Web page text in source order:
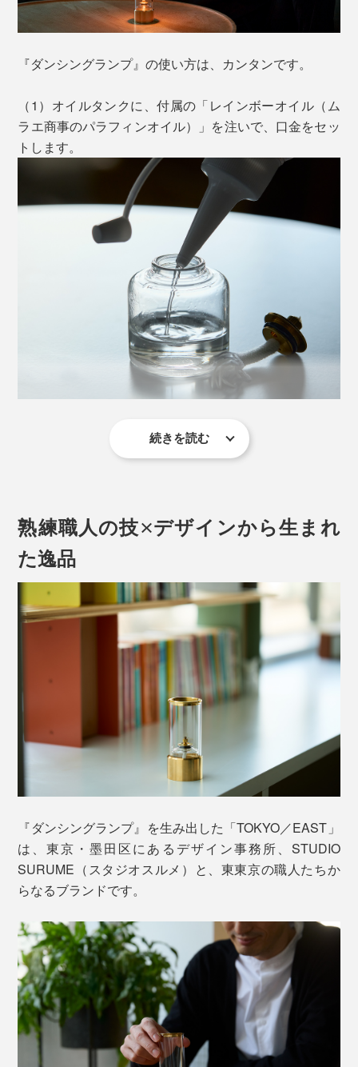
なぜ、炎が躍るの？
ているから。
一般的なアウトドア用のランタンは、まっくらな山で、
照明代わりに使うので、炎が揺れないように、安定して
だから、炎がまっすぐ上へ伸びるように、空気（酸素）
一方、『ダンシングランプ』は、室内用の間接照明とし
てつくられました。
照明が点いている部屋で使っても、目をひくデザインの
ために、“炎のダンス”を表現。
ガラス筒の上から入り込む空気に対して、下から、のぼ
ってきた空気がぶつかることで「気流の乱れ」が起き
て、まるで、炎が躍るように、揺れつづけるのです。
ガラス筒の下から、ちょうどいい量の空気が入ってくる
ように、真鍮製の台座は、ミリ単位の加工で削って調整
を。
台座と、ガラス筒のあいだに、“絶妙なすき間”をつくる
『ダンシングランプ』の使い方は、カンタンです。
（1）オイルタンクに、付属の「レインボーオイル（ム
ラエ商事のパラフィンオイル）」を注いで、口金をセッ
トします。
節できます。
（3）ライターで火を点けたら、ガラス筒と真鍮のリン
続きを読む
熟練職人の技×デザインから生まれ
た逸品
『ダンシングランプ』を生み出した「TOKYO／EAST」
は、東京・墨田区にあるデザイン事務所、STUDIO
SURUME（スタジオスルメ）と、東東京の職人たちか
らなるブランドです。